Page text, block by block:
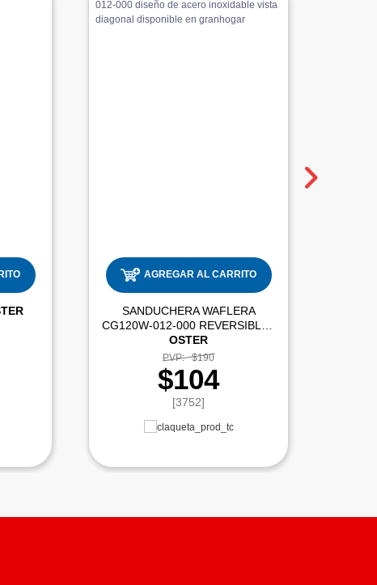
AGREGAR AL CARRITO
SANDUCHERA WAFLERA
OSTER
PVP: $190
$104
[3752]